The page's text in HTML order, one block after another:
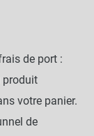
de port :
produit
votre panier.
de